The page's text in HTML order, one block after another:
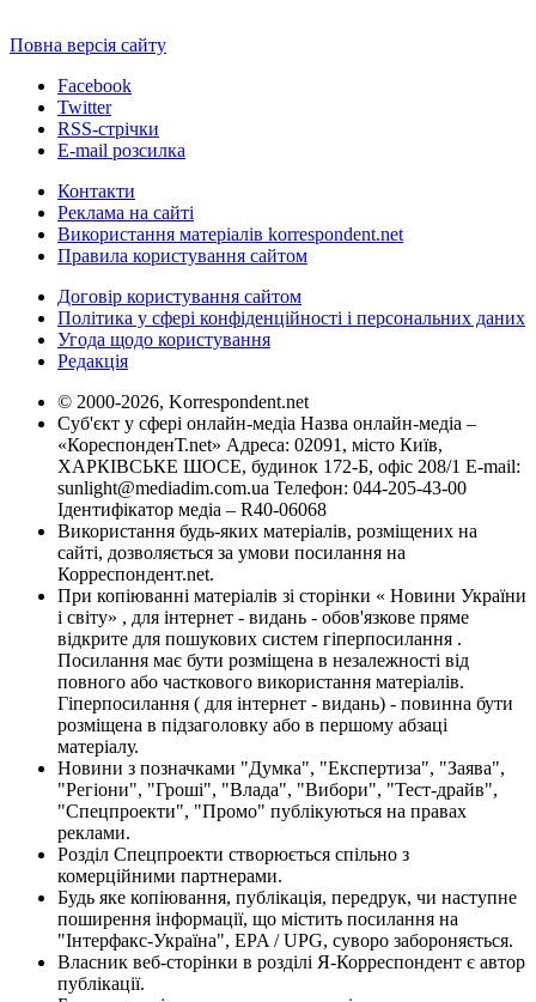
Повна версія сайту
Facebook
Twitter
RSS-стрічки
E-mail розсилка
Контакти
Реклама на сайті
Використання матеріалів korrespondent.net
Правила користування сайтом
Договір користування сайтом
Політика у сфері конфіденційності і персональних даних
Угода щодо користування
Редакція
© 2000-2026, Korrespondent.net
Суб'єкт у сфері онлайн-медіа Назва онлайн-медіа –
«КореспонденТ.net» Адреса: 02091, місто Київ,
ХАРКІВСЬКЕ ШОСЕ, будинок 172-Б, офіс 208/1 E-mail:
sunlight@mediadim.com.ua Телефон: 044-205-43-00
Ідентифікатор медіа – R40-06068
Використання будь-яких матеріалів, розміщених на
сайті, дозволяється за умови посилання на
Корреспондент.net.
При копіюванні матеріалів зі сторінки « Новини України
і світу» , для інтернет - видань - обов'язкове пряме
відкрите для пошукових систем гіперпосилання .
Посилання має бути розміщена в незалежності від
повного або часткового використання матеріалів.
Гіперпосилання ( для інтернет - видань) - повинна бути
розміщена в підзаголовку або в першому абзаці
матеріалу.
Новини з позначками "Думка", "Експертиза", "Заява",
"Регіони", "Гроші", "Влада", "Вибори", "Тест-драйв",
"Спецпроекти", "Промо" публікуються на правах
реклами.
Розділ Спецпроекти створюється спільно з
комерційними партнерами.
Будь яке копіювання, публікація, передрук, чи наступне
поширення інформації, що містить посилання на
"Інтерфакс-Україна", EPA / UPG, суворо забороняється.
Власник веб-сторінки в розділі Я-Корреспондент є автор
публікації.